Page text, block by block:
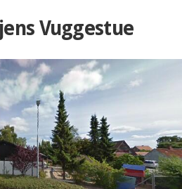
Vuggestue